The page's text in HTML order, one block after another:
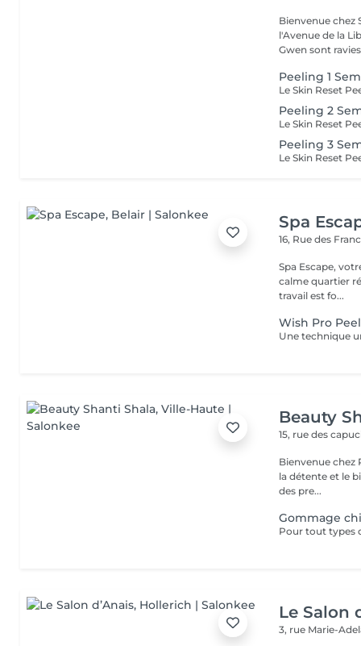
Bienvenue chez
l'Avenue de la Liberté à
Gwen sont ravies
Peeling 1
Peeling 2
Peeling 3
Spa
16, Rue des
Spa Escape,
calme quartier
travail est fo...
Wish Pro
Beauty
15, rue des
Bienvenue chez
la détente et le bien-être ! Que tu
des pre...
Gommage
Le Salon
3, rue Marie-